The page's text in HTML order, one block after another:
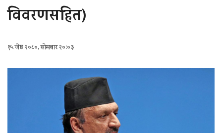
विवरणसहित)
१५ जेष्ठ २०८०, सोमबार २०:०३